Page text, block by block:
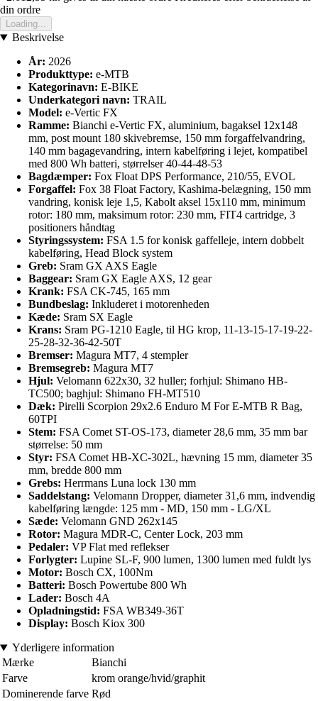
din ordre
Loading...
Beskrivelse
År: 2026
Produkttype: e-MTB
Kategorinavn: E-BIKE
Underkategori navn: TRAIL
Model: e-Vertic FX
Ramme: Bianchi e-Vertic FX, aluminium, bagaksel 12x148
mm, post mount 180 skivebremse, 150 mm forgaffelvandring,
140 mm bagagevandring, intern kabelføring i lejet, kompatibel
med 800 Wh batteri, størrelser 40-44-48-53
Bagdæmper: Fox Float DPS Performance, 210/55, EVOL
Forgaffel: Fox 38 Float Factory, Kashima-belægning, 150 mm
vandring, konisk leje 1,5, Kabolt aksel 15x110 mm, minimum
rotor: 180 mm, maksimum rotor: 230 mm, FIT4 cartridge, 3
positioners håndtag
Styringssystem: FSA 1.5 for konisk gaffelleje, intern dobbelt
kabelføring, Head Block system
Greb: Sram GX AXS Eagle
Baggear: Sram GX Eagle AXS, 12 gear
Krank: FSA CK-745, 165 mm
Bundbeslag: Inkluderet i motorenheden
Kæde: Sram SX Eagle
Krans: Sram PG-1210 Eagle, til HG krop, 11-13-15-17-19-22-
25-28-32-36-42-50T
Bremser: Magura MT7, 4 stempler
Bremsegreb: Magura MT7
Hjul: Velomann 622x30, 32 huller; forhjul: Shimano HB-
TC500; baghjul: Shimano FH-MT510
Dæk: Pirelli Scorpion 29x2.6 Enduro M For E-MTB R Bag,
60TPI
Stem: FSA Comet ST-OS-173, diameter 28,6 mm, 35 mm bar
størrelse: 50 mm
Styr: FSA Comet HB-XC-302L, hævning 15 mm, diameter 35
mm, bredde 800 mm
Grebs: Herrmans Luna lock 130 mm
Saddelstang: Velomann Dropper, diameter 31,6 mm, indvendig
kabelføring længde: 125 mm - MD, 150 mm - LG/XL
Sæde: Velomann GND 262x145
Rotor: Magura MDR-C, Center Lock, 203 mm
Pedaler: VP Flat med reflekser
Forlygter: Lupine SL-F, 900 lumen, 1300 lumen med fuldt lys
Motor: Bosch CX, 100Nm
Batteri: Bosch Powertube 800 Wh
Lader: Bosch 4A
Opladningstid: FSA WB349-36T
Display: Bosch Kiox 300
Yderligere information
Mærke
Bianchi
Farve
krom orange/hvid/graphit
Dominerende farve Rød